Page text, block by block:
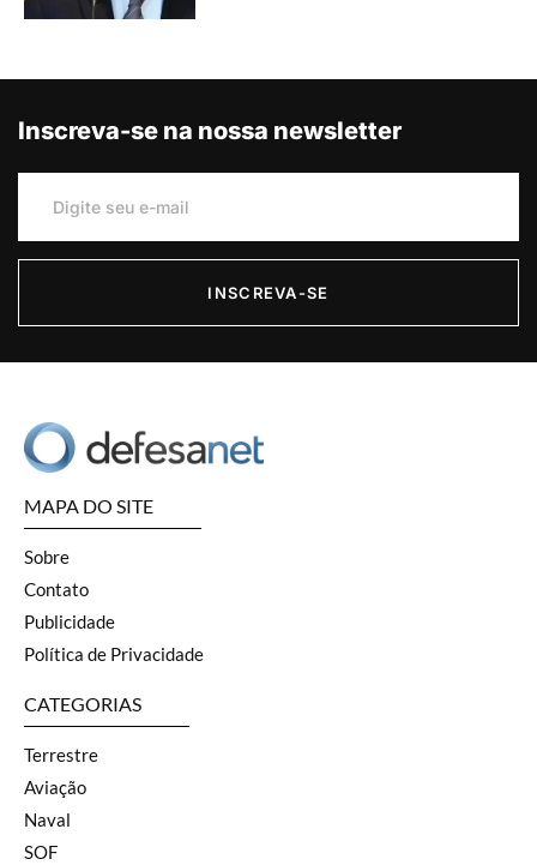
Inscreva-se na nossa newsletter
INSCREVA-SE
MAPA DO SITE
Sobre
Contato
Publicidade
Política de Privacidade
CATEGORIAS
Terrestre
Aviação
Naval
SOF